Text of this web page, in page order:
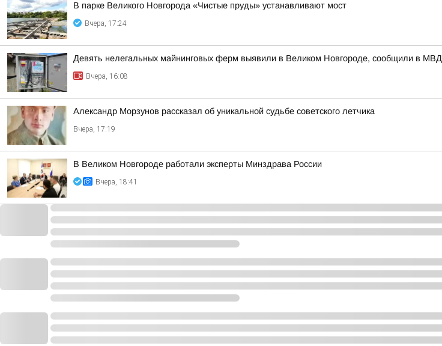
В парке Великого Новгорода «Чистые пруды» устанавливают мост
Вчера, 17:24
Девять нелегальных майнинговых ферм выявили в Великом Новгороде, сообщили в МВД
Вчера, 16:08
Александр Морзунов рассказал об уникальной судьбе советского летчика
Вчера, 17:19
В Великом Новгороде работали эксперты Минздрава России
Вчера, 18:41